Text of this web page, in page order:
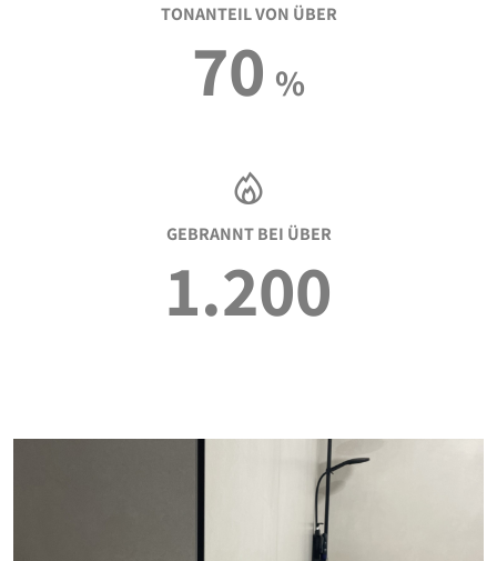
TONANTEIL VON ÜBER
70 %
GEBRANNT BEI ÜBER
1.200